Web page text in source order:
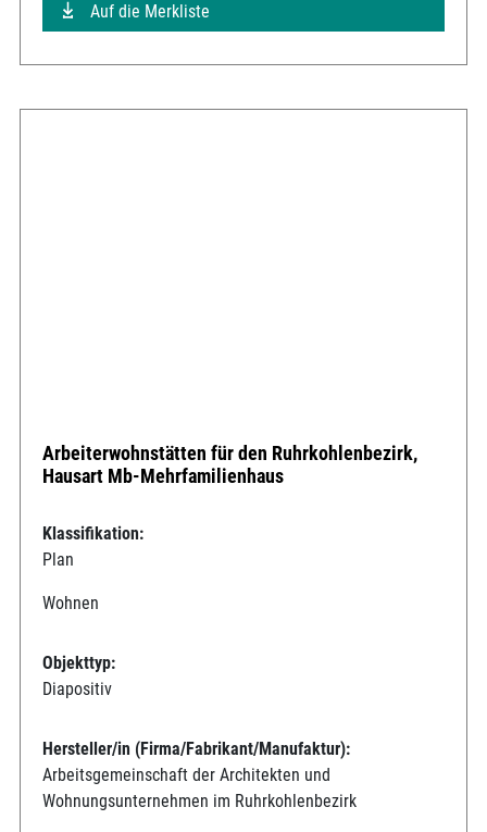
Auf die Merkliste
Arbeiterwohnstätten für den Ruhrkohlenbezirk,
Hausart Mb-Mehrfamilienhaus
Klassifikation:
Plan
Wohnen
Objekttyp:
Diapositiv
Hersteller/in (Firma/Fabrikant/Manufaktur):
Arbeitsgemeinschaft der Architekten und
Wohnungsunternehmen im Ruhrkohlenbezirk